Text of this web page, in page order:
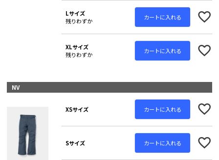
Lサイズ
残りわずか
カートに入れる
XLサイズ
残りわずか
カートに入れる
NV
XSサイズ カートに入れる
Sサイズ カートに入れる